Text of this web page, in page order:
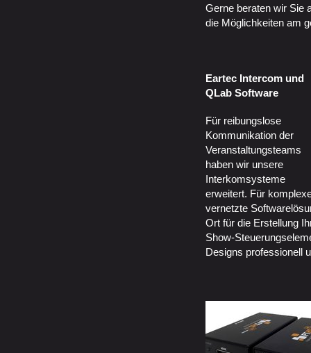
Gerne beraten wir Sie
die Möglichkeiten am
Eartec Intercom und
QLab Software
Für reibungslose
Kommunikation der
Veranstaltungsteams
haben wir unsere
Interkomsysteme
erweitert. Für
vernetzte
Ort für die Erstellung
Show-
Designs professionell